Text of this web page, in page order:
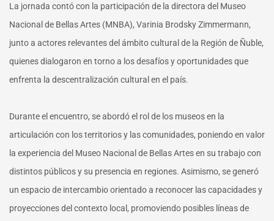
La jornada contó con la participación de la directora del Museo
Nacional de Bellas Artes (MNBA), Varinia Brodsky Zimmermann,
junto a actores relevantes del ámbito cultural de la Región de Ñuble,
quienes dialogaron en torno a los desafíos y oportunidades que
enfrenta la descentralización cultural en el país.
Durante el encuentro, se abordó el rol de los museos en la
articulación con los territorios y las comunidades, poniendo en valor
la experiencia del Museo Nacional de Bellas Artes en su trabajo con
distintos públicos y su presencia en regiones. Asimismo, se generó
un espacio de intercambio orientado a reconocer las capacidades y
proyecciones del contexto local, promoviendo posibles líneas de